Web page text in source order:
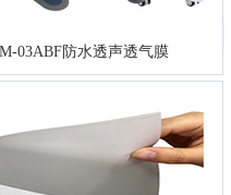
03ABF防水透声透气膜